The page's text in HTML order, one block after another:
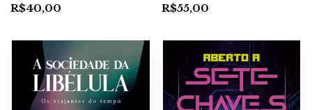
R$40,00 R$55,00